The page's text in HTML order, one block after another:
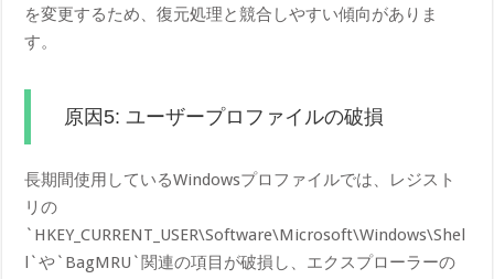
を変更するため、復元処理と競合しやすい傾向がありま
す。
原因5: ユーザープロファイルの破損
長期間使用しているWindowsプロファイルでは、レジスト
リの
`HKEY_CURRENT_USER\Software\Microsoft\Windows\Shel
l`や`BagMRU`関連の項目が破損し、エクスプローラーの